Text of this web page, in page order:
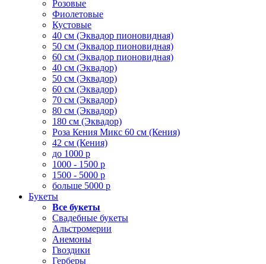
Розовые
Фиолетовые
Кустовые
40 см (Эквадор пионовидная)
50 см (Эквадор пионовидная)
60 см (Эквадор пионовидная)
40 см (Эквадор)
50 см (Эквадор)
60 см (Эквадор)
70 см (Эквадор)
80 см (Эквадор)
180 см (Эквадор)
Роза Кения Микс 60 см (Кения)
42 см (Кения)
до 1000 р
1000 - 1500 р
1500 - 5000 р
больше 5000 р
Букеты
Все букеты
Свадебные букеты
Альстромерии
Анемоны
Гвоздики
Герберы